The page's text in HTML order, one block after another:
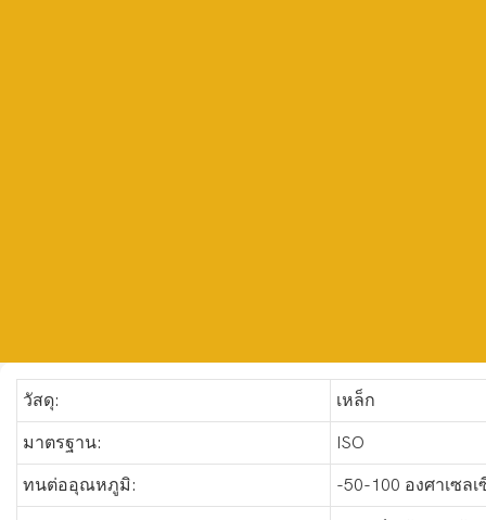
วัสดุ: เหล็ก
มาตรฐาน: ISO
ทนต่ออุณหภูมิ: -50-100 องศาเซลเ